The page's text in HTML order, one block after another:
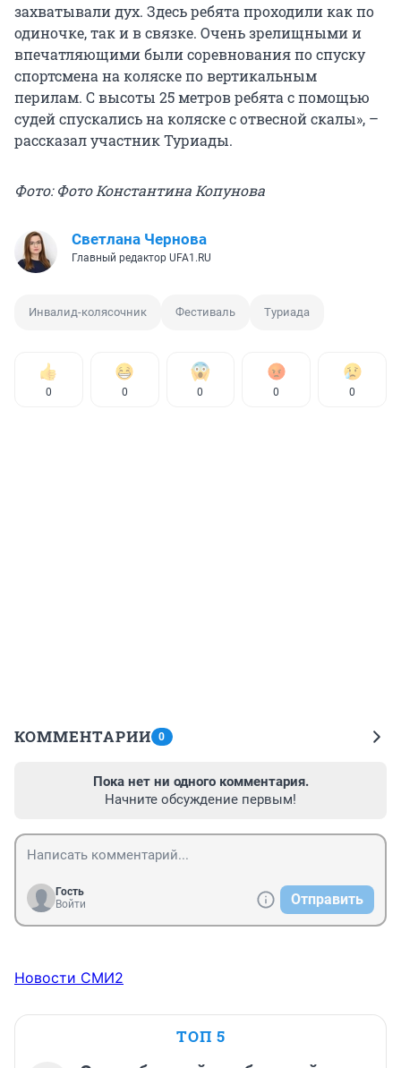
захватывали дух. Здесь ребята проходили как по
одиночке, так и в связке. Очень зрелищными и
впечатляющими были соревнования по спуску
спортсмена на коляске по вертикальным
перилам. С высоты 25 метров ребята с помощью
судей спускались на коляске с отвесной скалы», –
рассказал участник Туриады.
Фото: Фото Константина Копунова
Светлана Чернова
Главный редактор UFA1.RU
Инвалид-колясочник Фестиваль Туриада
0 0 0 0 0
КОММЕНТАРИИ 0
Пока нет ни одного комментария.
Начните обсуждение первым!
Гость
Войти
Отправить
Новости СМИ2
ТОП 5